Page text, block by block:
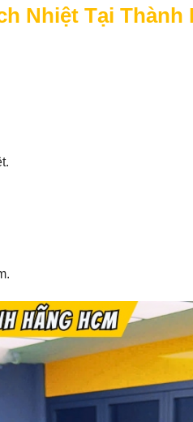
Nhiệt Tại Thành